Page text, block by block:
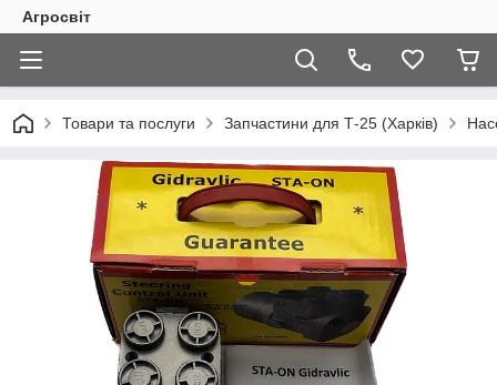
Агросвіт
Товари та послуги Запчастини для Т-25 (Харків)